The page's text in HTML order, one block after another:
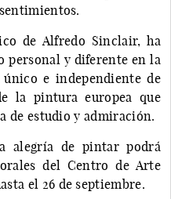
de Alfredo Sinclair, ha
personal y diferente en la
e independiente de
la pintura europea que
de estudio y admiración.
alegría de pintar podrá
del Centro de Arte
el 26 de septiembre.